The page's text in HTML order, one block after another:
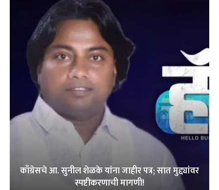
काँग्रेसचे आ. सुनील शेळके यांना जाहीर पत्र; सात मुद्द्यांवर
स्पष्टीकरणाची मागणी!